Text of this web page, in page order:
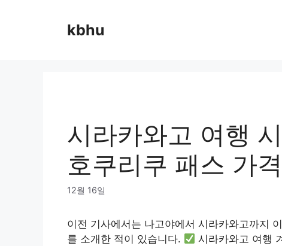
kbhu
시라카와고 여행
호쿠리쿠 패스 가
12월 16일
이전 기사에서는 나고야에서 시라카와고까지
를 소개한 적이 있습니다.
시라카와고 여행